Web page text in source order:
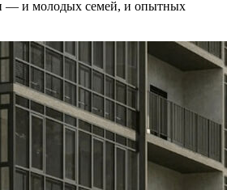
— и молодых семей, и опытных